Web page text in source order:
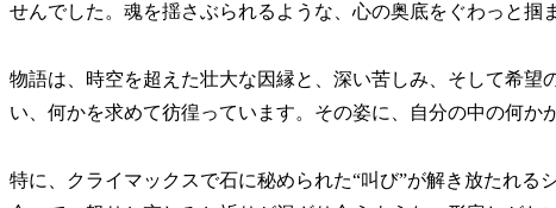
せんでした。魂を揺さぶられるような、心の奥底をぐわっと掴
物語は、時空を超えた壮大な因縁と、深い苦しみ、そして希望
い、何かを求めて彷徨っています。その姿に、自分の中の何か
特に、クライマックスで石に秘められた“叫び”が解き放たれ